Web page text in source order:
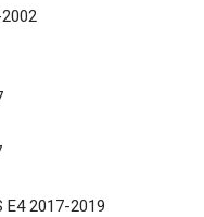
E4 2017-2019